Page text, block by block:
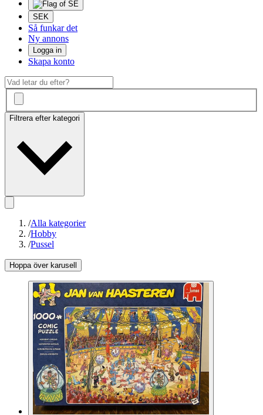
SEK
Så funkar det
Ny annons
Logga in
Skapa konto
Filtrera efter kategori
/Alla kategorier
/Hobby
/Pussel
Hoppa över karusell